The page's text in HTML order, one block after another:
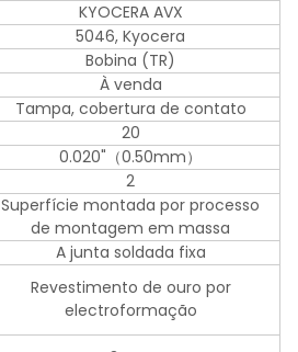
KYOCERA AVX
5046, Kyocera
Bobina (TR)
À venda
Tampa, cobertura de contato
20
0.020"（0.50mm）
2
Superfície montada por processo
de montagem em massa
A junta soldada fixa
Revestimento de ouro por
electroformação